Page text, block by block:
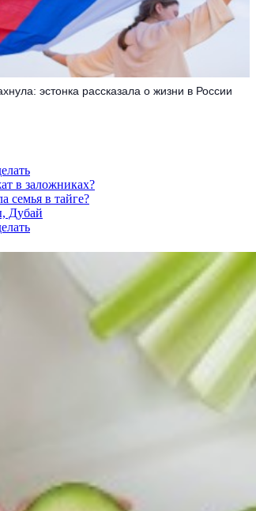
эстонка рассказала о жизни в России
в заложниках?
семья в тайге?
Дубай